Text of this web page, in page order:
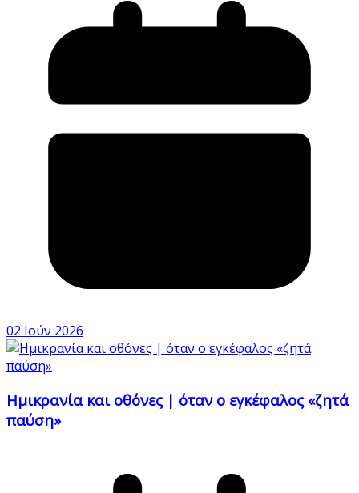
02 Ιούν 2026
Ημικρανία και οθόνες | όταν ο εγκέφαλος «ζητά
παύση»